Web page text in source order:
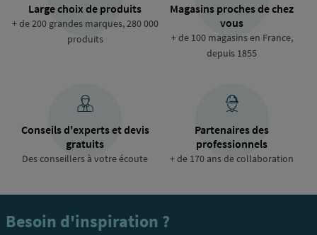
Large choix de produits
+ de 200 grandes marques, 280 000
produits
Magasins proches de chez
vous
+ de 100 magasins en France,
depuis 1855
Conseils d'experts et devis
gratuits
Des conseillers à votre écoute
Partenaires des
professionnels
+ de 170 ans de collaboration
Besoin d'inspiration ?